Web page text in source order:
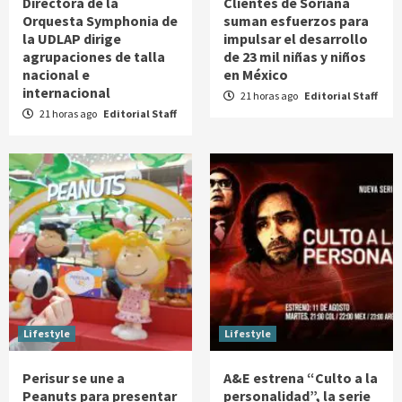
Orquesta Symphonia de
la UDLAP dirige
agrupaciones de talla
nacional e
internacional
21 horas ago Editorial Staff
suman esfuerzos para
impulsar el desarrollo
de 23 mil niñas y niños
en México
21 horas ago Editorial Staff
Lifestyle
Perisur se une a
Peanuts para presentar
Lifestyle
A&E estrena “Culto a la
personalidad”, la serie